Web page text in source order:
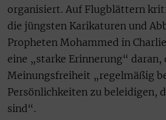
organisiert. Auf Flugblättern
die jüngsten Karikaturen und
Propheten Mohammed in
eine „starke Erinnerung“ daran,
Meinungsfreiheit „regelmäßig
Persönlichkeiten zu beleidigen,
sind“.